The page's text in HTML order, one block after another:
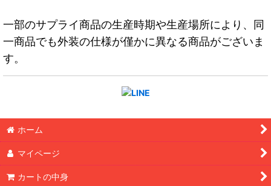
一部のサプライ商品の生産時期や生産場所により、同
一商品でも外装の仕様が僅かに異なる商品がございま
す。
ホーム
マイページ
カートの中身